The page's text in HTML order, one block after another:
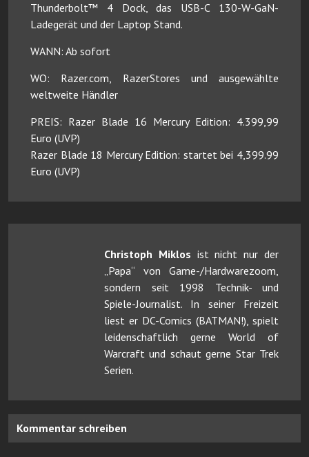
Thunderbolt™ 4 Dock, das USB-C 130-W-GaN-
Ladegerät und der Laptop Stand.
WANN: Ab sofort
WO: Razer.com, RazerStores und ausgewählte
weltweite Händler
PREIS: Razer Blade 16 Mercury Edition: 4.399,99
Euro (UVP)
Razer Blade 18 Mercury Edition: startet bei 4,399.99
Euro (UVP)
Christoph Miklos ist nicht nur der
„Papa“ von Game-/Hardwarezoom,
sondern seit 1998 Technik- und
Spiele-Journalist. In seiner Freizeit
liest er DC-Comics (BATMAN!), spielt
leidenschaftlich gerne World of
Warcraft und schaut gerne Star Trek
Serien.
Kommentar schreiben